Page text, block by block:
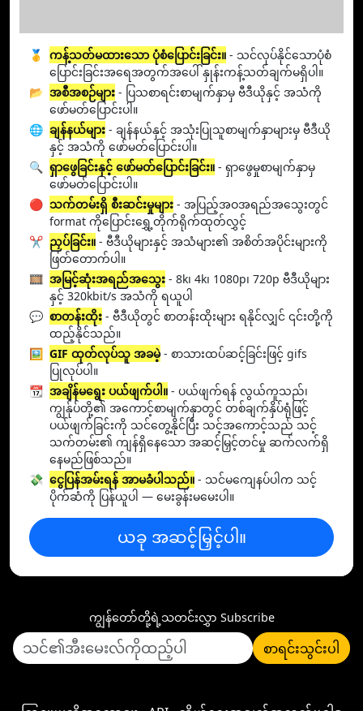
🥇 ကန့်သတ်မထားသော ပုံစံပြောင်းခြင်း။ - သင်လုပ်နိုင်သောပုံစံ
ပြောင်းခြင်းအရေအတွက်အပေါ် နှုန်းကန့်သတ်ချက်မရှိပါ။
📂 အစီအစဉ်များ - ပြသစာရင်းစာမျက်နှာမှ ဗီဒီယိုနှင့် အသံကို
ဖော်မတ်ပြောင်းပါ။
🌐 ချန်နယ်များ - ချန်နယ်နှင့် အသုံးပြုသူစာမျက်နှာများမှ ဗီဒီယို
နှင့် အသံကို ဖော်မတ်ပြောင်းပါ။
🔍 ရှာဖွေခြင်းနှင့် ဖော်မတ်ပြောင်းခြင်း။ - ရှာဖွေမှုစာမျက်နှာမှ
ဖော်မတ်ပြောင်းပါ။
🔴 သက်တမ်းရှိ စီးဆင်းမှုများ - အပြည့်အဝအရည်အသွေးတွင်
format ကိုပြောင်းရွှေ့တိုက်ရိုက်ထုတ်လွှင့်
✂️ ညှပ်ခြင်း။ - ဗီဒီယိုများနှင့် အသံများ၏ အစိတ်အပိုင်းများကို
ဖြတ်တောက်ပါ။
🎞️ အမြင့်ဆုံးအရည်အသွေး - 8k၊ 4k၊ 1080p၊ 720p ဗီဒီယိုများ
နှင့် 320kbit/s အသံကို ရယူပါ
💬 စာတန်းထိုး - ဗီဒီယိုတွင် စာတန်းထိုးများ ရနိုင်လျှင် ၎င်းတို့ကို
ထည့်နိုင်သည်။
🖼️ GIF ထုတ်လုပ်သူ အခမဲ့- စာသားထပ်ဆင့်ခြင်းဖြင့် gifs
ပြုလုပ်ပါ။
📆 အချိန်မရွေး ပယ်ဖျက်ပါ။ - ပယ်ဖျက်ရန် လွယ်ကူသည်၊
ကျွန်ုပ်တို့၏ အကောင့်စာမျက်နှာတွင် တစ်ချက်နှိပ်ရုံဖြင့်
ပယ်ဖျက်ခြင်းကို သင်တွေ့နိုင်ပြီး သင့်အကောင့်သည် သင့်
သက်တမ်း၏ ကျန်ရှိနေသော အဆင့်မြှင့်တင်မှု ဆက်လက်ရှိ
နေမည်ဖြစ်သည်။
💸 ငွေပြန်အမ်းရန် အာမခံပါသည်။ - သင်မကျေနပ်ပါက သင့်
ပိုက်ဆံကို ပြန်ယူပါ — မေးခွန်းမမေးပါ။
ယခု အဆင့်မြှင့်ပါ။
ကျွန်တော်တို့ရဲ့သတင်းလွှာ Subscribe
စာရင်းသွင်းပါ